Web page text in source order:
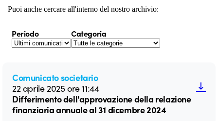
Puoi anche cercare all'interno del nostro archivio:
Periodo Categoria
Comunicato societario
22 aprile 2025 ore 11:44
Differimento dell'approvazione della relazione
finanziaria annuale al 31 dicembre 2024